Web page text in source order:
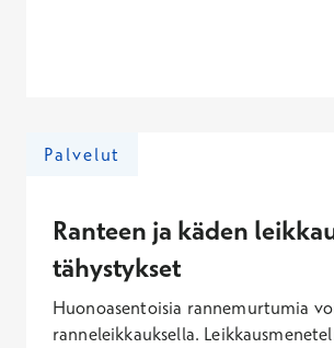
liikerajoitteita. Leikkauksessa
Palvelut
Ranteen ja käden
tähystykset
Huonoasentoisia rannemurtumia
ranneleikkauksella.